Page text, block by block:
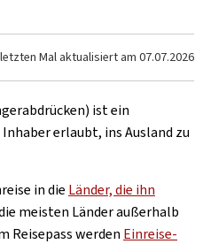
Mal aktualisiert am 07.07.2026
ist ein
erlaubt, ins Ausland zu
in die Länder, die ihn
meisten Länder außerhalb
Reisepass werden Einreise-